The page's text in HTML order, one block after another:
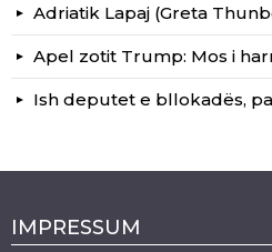
Adriatik Lapaj (Greta
Apel zotit Trump: Mos i
Ish deputet e bllokadës,
IMPRESSUM